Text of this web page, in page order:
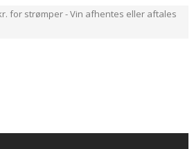
for strømper - Vin afhentes eller aftales